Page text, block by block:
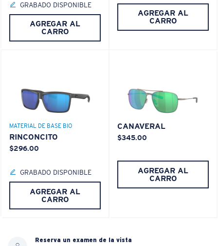
GRABADO DISPONIBLE
AGREGAR AL
CARRO
AGREGAR AL
CARRO
MATERIAL DE BASE BIO
RINCONCITO
$296.00
GRABADO DISPONIBLE
AGREGAR AL
CARRO
CANAVERAL
$345.00
AGREGAR AL
CARRO
Reserva un examen de la vista